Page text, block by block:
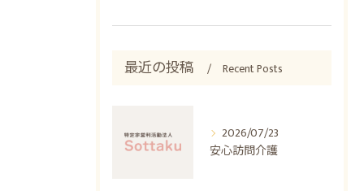
最近の投稿 Recent Posts
2026/07/23
安心訪問介護